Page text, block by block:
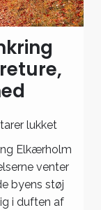
lukkettil
Oplev
naturen
omkring
Elkærholm
venter
byens støj
i duften af